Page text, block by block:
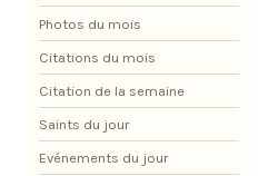
Photos du mois
Citations du mois
Citation de la semaine
Saints du jour
Evénements du jour